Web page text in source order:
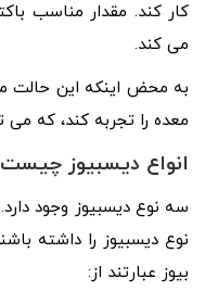
کار کند. مقدار مناسب
می کند.
به محض اینکه این حالت
معده را تجربه کند، که می
انواع دیسبیوز
سه نوع دیسبیوز وجود
نوع دیسبیوز را داشته
بیوز عبارتند از:‌